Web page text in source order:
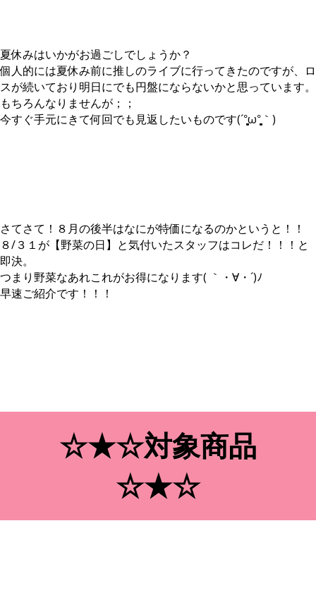
夏休みはいかがお過ごしでしょうか？
個人的には夏休み前に推しのライブに行ってきたのですが、ロ
スが続いており明日にでも円盤にならないかと思っています。
もちろんなりませんが；；
今すぐ手元にきて何回でも見返したいものです(´°̥̥̥̥̥̥̥̥ω°̥̥̥̥̥̥̥̥｀)
さてさて！８月の後半はなにが特価になるのかというと！！
８/３１が【野菜の日】と気付いたスタッフはコレだ！！！と
即決。
つまり野菜なあれこれがお得になります( ｀・∀・´)ﾉ
早速ご紹介です！！！
☆★☆対象商品
☆★☆